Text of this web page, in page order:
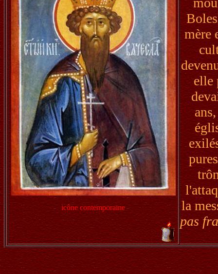
icône contemporaine
mère
elle
la
pas